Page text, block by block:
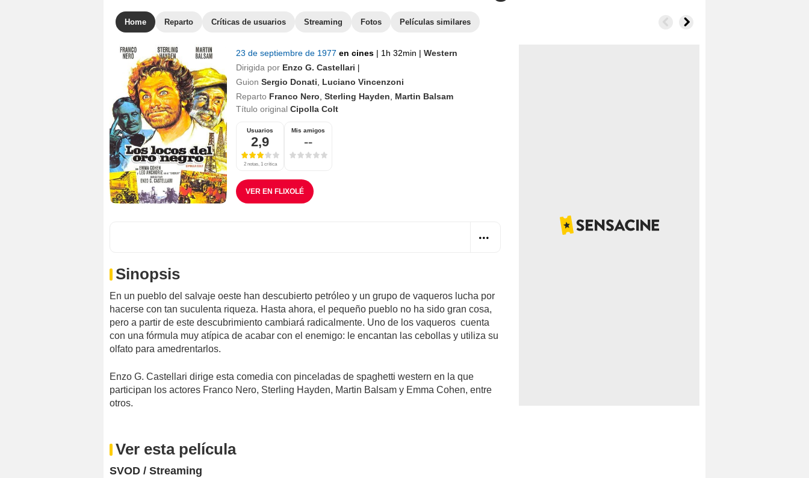
Home Reparto Críticas de usuarios Streaming Fotos Películas similares
23 de septiembre de 1977 en cines | 1h 32min | Western
Dirigida por Enzo G. Castellari
Guion Sergio Donati
Luciano Vincenzoni
Reparto Franco Nero Sterling Hayden
Martin Balsam
Título original Cipolla Colt
Usuarios
2,9
2 notas, 1 crítica
Mis amigos
--
VER EN FLIXOLÉ
Sinopsis
En un pueblo del salvaje oeste han descubierto petróleo y un grupo de vaqueros lucha por
hacerse con tan suculenta riqueza. Hasta ahora, el pequeño pueblo no ha sido gran cosa,
pero a partir de este descubrimiento cambiará radicalmente. Uno de los vaqueros cuenta
con una fórmula muy atípica de acabar con el enemigo: le encantan las cebollas y utiliza su
olfato para amedrentarlos.
Enzo G. Castellari dirige esta comedia con pinceladas de spaghetti western en la que
participan los actores Franco Nero, Sterling Hayden, Martin Balsam y Emma Cohen, entre
otros.
Ver esta película
SVOD / Streaming